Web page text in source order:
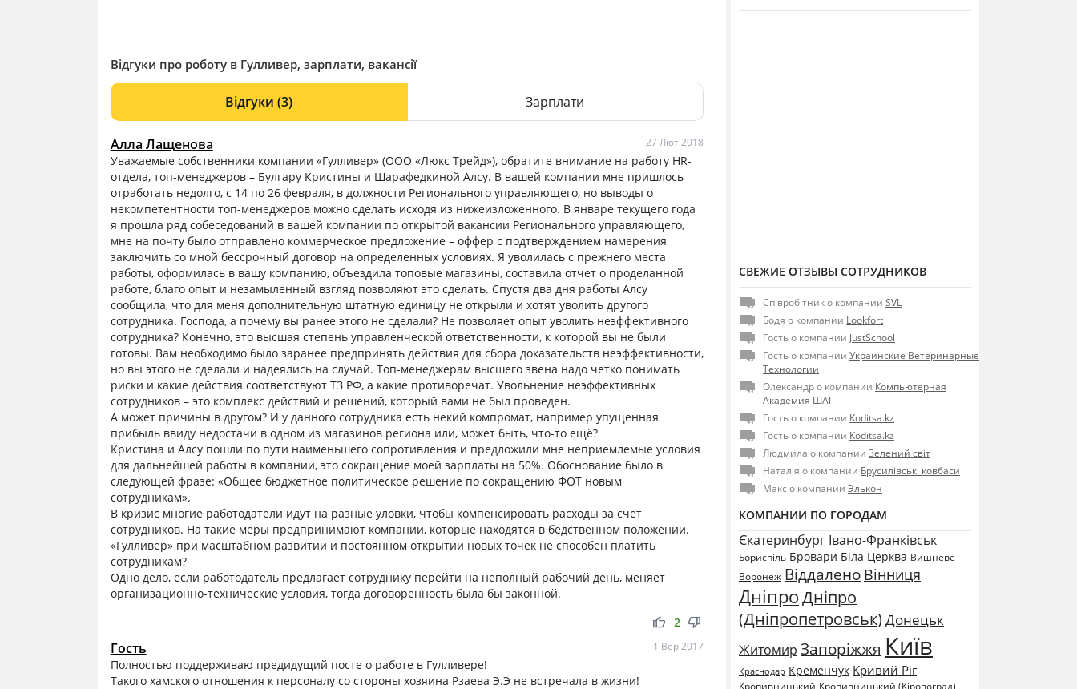
Відгуки про роботу в Гулливер, зарплати, вакансії
Відгуки(3) Зарплати
Алла Лащенова 27 Лют 2018
Уважаемые собственники компании «Гулливер» (ООО «Люкс Трейд»), обратите внимание на работу HR-
отдела, топ-менеджеров – Булгару Кристины и Шарафедкиной Алсу. В вашей компании мне пришлось
отработать недолго, с 14 по 26 февраля, в должности Регионального управляющего, но выводы о
некомпетентности топ-менеджеров можно сделать исходя из нижеизложенного. В январе текущего года
я прошла ряд собеседований в вашей компании по открытой вакансии Регионального управляющего,
мне на почту было отправлено коммерческое предложение – оффер с подтверждением намерения
заключить со мной бессрочный договор на определенных условиях. Я уволилась с прежнего места
работы, оформилась в вашу компанию, объездила топовые магазины, составила отчет о проделанной
работе, благо опыт и незамыленный взгляд позволяют это сделать. Спустя два дня работы Алсу
сообщила, что для меня дополнительную штатную единицу не открыли и хотят уволить другого
сотрудника. Господа, а почему вы ранее этого не сделали? Не позволяет опыт уволить неэффективного
сотрудника? Конечно, это высшая степень управленческой ответственности, к которой вы не были
готовы. Вам необходимо было заранее предпринять действия для сбора доказательств неэффективности,
но вы этого не сделали и надеялись на случай. Топ-менеджерам высшего звена надо четко понимать
риски и какие действия соответствуют ТЗ РФ, а какие противоречат. Увольнение неэффективных
сотрудников – это комплекс действий и решений, который вами не был проведен.
А может причины в другом? И у данного сотрудника есть некий компромат, например упущенная
прибыль ввиду недостачи в одном из магазинов региона или, может быть, что-то ещё?
Кристина и Алсу пошли по пути наименьшего сопротивления и предложили мне неприемлемые условия
для дальнейшей работы в компании, это сокращение моей зарплаты на 50%. Обоснование было в
следующей фразе: «Общее бюджетное политическое решение по сокращению ФОТ новым
сотрудникам».
В кризис многие работодатели идут на разные уловки, чтобы компенсировать расходы за счет
сотрудников. На такие меры предпринимают компании, которые находятся в бедственном положении.
«Гулливер» при масштабном развитии и постоянном открытии новых точек не способен платить
сотрудникам?
Одно дело, если работодатель предлагает сотруднику перейти на неполный рабочий день, меняет
организационно-технические условия, тогда договоренность была бы законной.
thumb_up thumb_down
2
Гость 1 Вер 2017
Полностью поддерживаю предидущий посте о работе в Гулливере!
Такого хамского отношения к персоналу со стороны хозяина Рзаева Э.Э не встречала в жизни!
СВЕЖИЕ ОТЗЫВЫ СОТРУДНИКОВ
Співробітник о компании SVL
Бодя о компании Lookfort
Гость о компании JustSchool
Гость о компании Украинские Ветеринарные
Технологии
Олександр о компании Компьютерная
Академия ШАГ
Гость о компании Koditsa.kz
Гость о компании Koditsa.kz
Людмила о компании Зелений світ
Наталія о компании Брусилівські ковбаси
Макс о компании Элькон
КОМПАНИИ ПО ГОРОДАМ
Єкатеринбург Івано-Франківськ
Бориспіль Бровари Біла Церква Вишневе
Воронеж Віддалено Вінниця
ДніпроДніпро
(Дніпропетровськ) Донецьк
Житомир Запоріжжя Київ
Краснодар Кременчук Кривий Ріг
Кропивницький Кропивницький (Кіровоград)